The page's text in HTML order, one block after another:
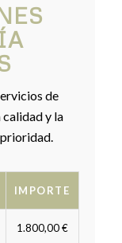
de
calidad y la
IMPORTE
1.800,00 €